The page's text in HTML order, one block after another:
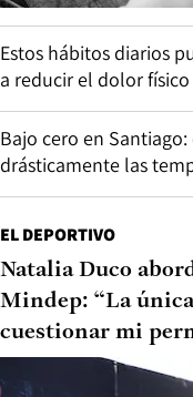
Estos hábitos diarios
a reducir el dolor
Bajo cero en
drásticamente las
EL DEPORTIVO
Natalia Duco
Mindep: “La
cuestionar mi